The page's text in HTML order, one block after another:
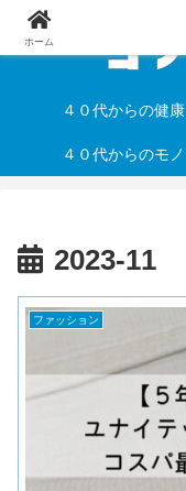
４０代からの健康
４０代からのモノ
2023-11
ファッション
ホーム